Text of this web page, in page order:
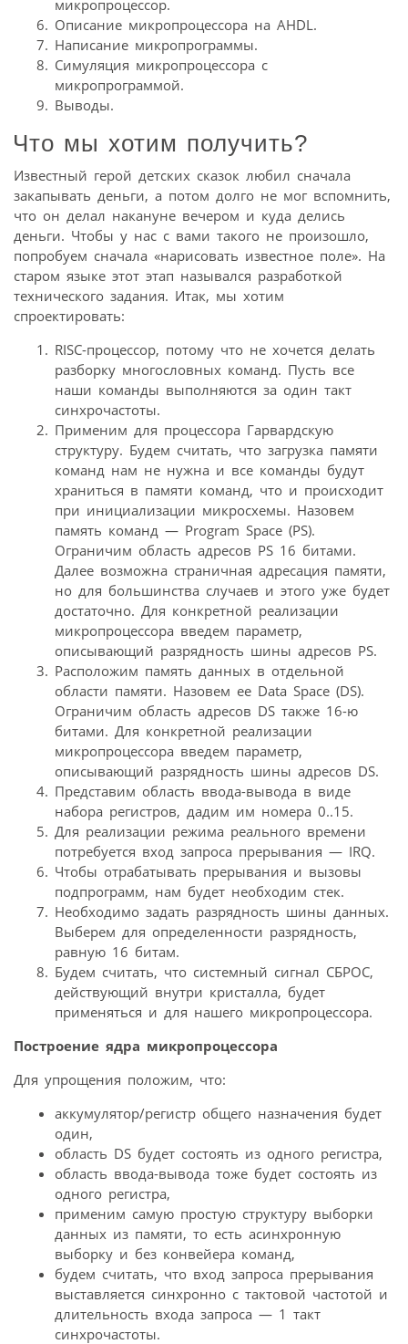
микропроцессор.
Описание микропроцессора на AHDL.
Написание микропрограммы.
Симуляция микропроцессора с
микропрограммой.
Выводы.
Что мы хотим получить?
Известный герой детских сказок любил сначала
закапывать деньги, а потом долго не мог вспомнить,
что он делал накануне вечером и куда делись
деньги. Чтобы у нас с вами такого не произошло,
попробуем сначала «нарисовать известное поле». На
старом языке этот этап назывался разработкой
технического задания. Итак, мы хотим
спроектировать:
RISC-процессор, потому что не хочется делать
разборку многословных команд. Пусть все
наши команды выполняются за один такт
синхрочастоты.
Применим для процессора Гарвардскую
структуру. Будем считать, что загрузка памяти
команд нам не нужна и все команды будут
храниться в памяти команд, что и происходит
при инициализации микросхемы. Назовем
память команд — Program Space (PS).
Ограничим область адресов PS 16 битами.
Далее возможна страничная адресация памяти,
но для большинства случаев и этого уже будет
достаточно. Для конкретной реализации
микропроцессора введем параметр,
описывающий разрядность шины адресов PS.
Расположим память данных в отдельной
области памяти. Назовем ее Data Space (DS).
Ограничим область адресов DS также 16-ю
битами. Для конкретной реализации
микропроцессора введем параметр,
описывающий разрядность шины адресов DS.
Представим область ввода-вывода в виде
набора регистров, дадим им номера 0..15.
Для реализации режима реального времени
потребуется вход запроса прерывания — IRQ.
Чтобы отрабатывать прерывания и вызовы
подпрограмм, нам будет необходим стек.
Необходимо задать разрядность шины данных.
Выберем для определенности разрядность,
равную 16 битам.
Будем считать, что системный сигнал СБРОС,
действующий внутри кристалла, будет
применяться и для нашего микропроцессора.
Построение ядра микропроцессора
Для упрощения положим, что:
аккумулятор/регистр общего назначения будет
один,
область DS будет состоять из одного регистра,
область ввода-вывода тоже будет состоять из
одного регистра,
применим самую простую структуру выборки
данных из памяти, то есть асинхронную
выборку и без конвейера команд,
будем считать, что вход запроса прерывания
выставляется синхронно с тактовой частотой и
длительность входа запроса — 1 такт
синхрочастоты.